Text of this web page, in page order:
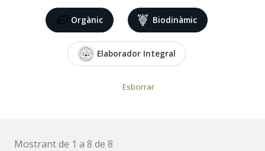
Orgànic Biodinàmic
Elaborador Integral
Esborrar
Mostrant de 1 a 8 de 8